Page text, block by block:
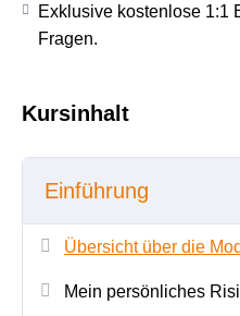
Exklusive kostenlose 1:1
Fragen.
Kursinhalt
Einführung
Übersicht über die
Mein persönliches